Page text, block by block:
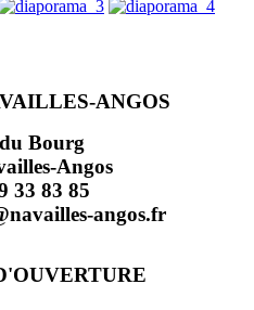
ANGOS
Bourg
Angos
33 83 85
angos.fr